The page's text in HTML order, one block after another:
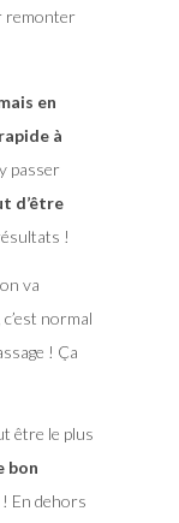
remonter
en
à
passer
d’être
!
va
normal
! Ça
être le plus
bon
En dehors